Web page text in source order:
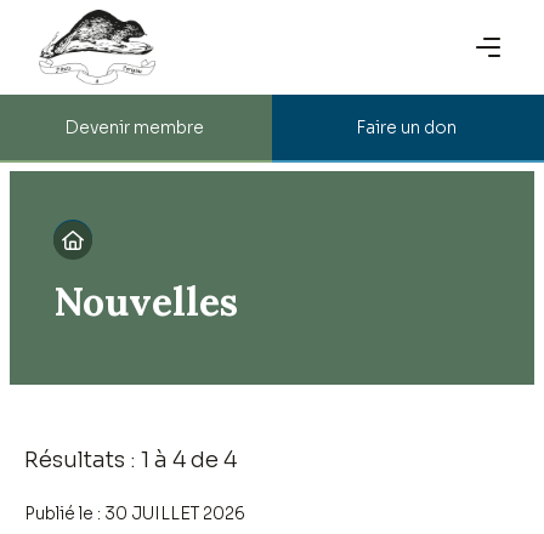
Devenir membre Faire un don

Nouvelles
Résultats : 1 à 4 de 4
Publié le : 30 JUILLET 2026